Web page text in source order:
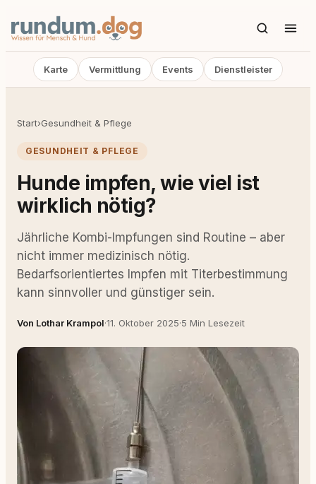
Karte Vermittlung Events Dienstleister
Start›Gesundheit & Pflege
GESUNDHEIT & PFLEGE
Hunde impfen, wie viel ist
wirklich nötig?
Jährliche Kombi-Impfungen sind Routine – aber
nicht immer medizinisch nötig.
Bedarfsorientiertes Impfen mit Titerbestimmung
kann sinnvoller und günstiger sein.
Von Lothar Krampol·11. Oktober 2025·5 Min Lesezeit